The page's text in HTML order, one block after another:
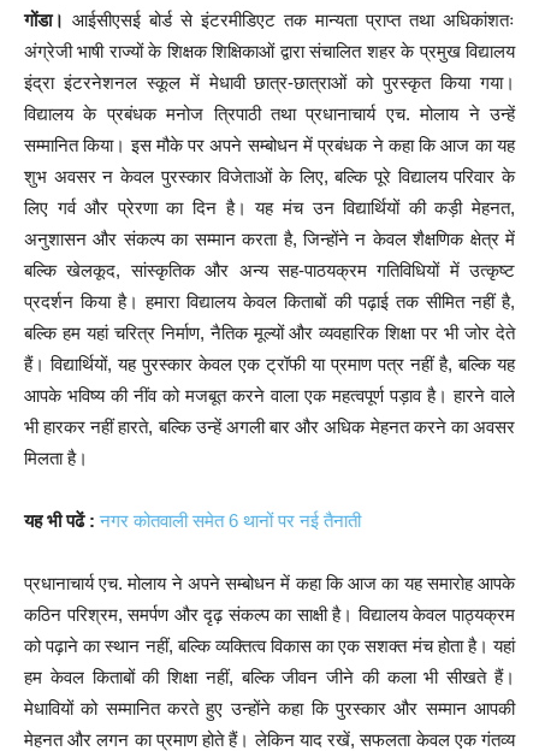
गोंडा। आईसीएसई बोर्ड से इंटरमीडिएट तक मान्यता प्राप्त तथा अधिकांशतः
अंग्रेजी भाषी राज्यों के शिक्षक शिक्षिकाओं द्वारा संचालित शहर के प्रमुख विद्यालय
इंद्रा इंटरनेशनल स्कूल में मेधावी छात्र-छात्राओं को पुरस्कृत किया गया।
विद्यालय के प्रबंधक मनोज त्रिपाठी तथा प्रधानाचार्य एच. मोलाय ने उन्हें
सम्मानित किया। इस मौके पर अपने सम्बोधन में प्रबंधक ने कहा कि आज का यह
शुभ अवसर न केवल पुरस्कार विजेताओं के लिए, बल्कि पूरे विद्यालय परिवार के
लिए गर्व और प्रेरणा का दिन है। यह मंच उन विद्यार्थियों की कड़ी मेहनत,
अनुशासन और संकल्प का सम्मान करता है, जिन्होंने न केवल शैक्षणिक क्षेत्र में
बल्कि खेलकूद, सांस्कृतिक और अन्य सह-पाठयक्रम गतिविधियों में उत्कृष्ट
प्रदर्शन किया है। हमारा विद्यालय केवल किताबों की पढ़ाई तक सीमित नहीं है,
बल्कि हम यहां चरित्र निर्माण, नैतिक मूल्यों और व्यवहारिक शिक्षा पर भी जोर देते
हैं। विद्यार्थियों, यह पुरस्कार केवल एक ट्रॉफी या प्रमाण पत्र नहीं है, बल्कि यह
आपके भविष्य की नींव को मजबूत करने वाला एक महत्वपूर्ण पड़ाव है। हारने वाले
भी हारकर नहीं हारते, बल्कि उन्हें अगली बार और अधिक मेहनत करने का अवसर
मिलता है।
यह भी पढें : नगर कोतवाली समेत 6 थानों पर नई तैनाती
प्रधानाचार्य एच. मोलाय ने अपने सम्बोधन में कहा कि आज का यह समारोह आपके
कठिन परिश्रम, समर्पण और दृढ़ संकल्प का साक्षी है। विद्यालय केवल पाठ्यक्रम
को पढ़ाने का स्थान नहीं, बल्कि व्यक्तित्व विकास का एक सशक्त मंच होता है। यहां
हम केवल किताबों की शिक्षा नहीं, बल्कि जीवन जीने की कला भी सीखते हैं।
मेधावियों को सम्मानित करते हुए उन्होंने कहा कि पुरस्कार और सम्मान आपकी
मेहनत और लगन का प्रमाण होते हैं। लेकिन याद रखें, सफलता केवल एक गंतव्य